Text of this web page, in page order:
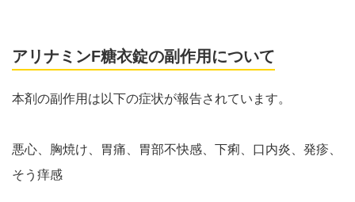
アリナミンF糖衣錠の副作用について
本剤の副作用は以下の症状が報告されています。
悪心、胸焼け、胃痛、胃部不快感、下痢、口内炎、発疹、
そう痒感